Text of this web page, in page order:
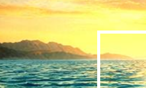
Skip to main content